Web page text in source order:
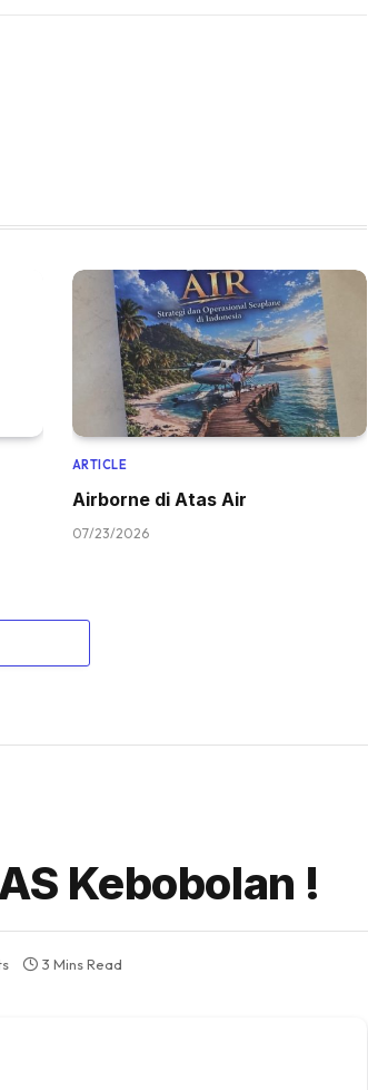
ARTICLE
Airborne di Atas Air
07/23/2026
Kebobolan !
3 Mins Read